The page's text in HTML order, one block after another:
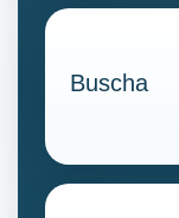
Buscha